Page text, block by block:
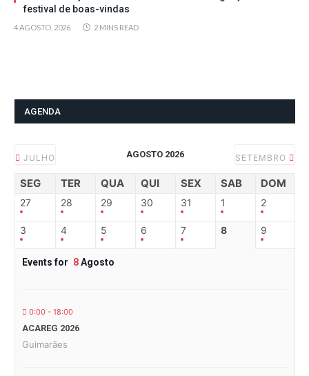
festival de boas-vindas
4 AGOSTO, 2026 2 MINS READ
AGENDA
JULHO AGOSTO 2026 SETEMBRO
SEG TER QUA QUI SEX SAB DOM
27 28 29 30 31 1 2
3 4 5 6 7 8 9
Events for 8Agosto
0:00 - 18:00
ACAREG 2026
Guimarães